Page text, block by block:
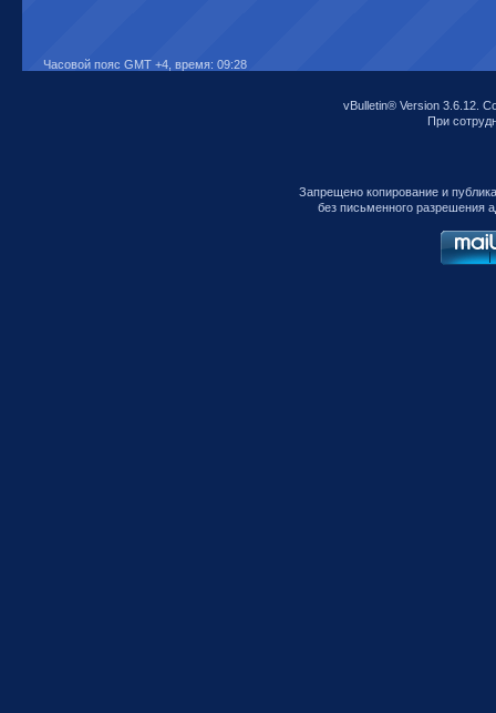
Часовой пояс GMT +4, время: 09:28
vBulletin® Version 3.6.12.
При
Запрещено копирование и
без письменного разрешения